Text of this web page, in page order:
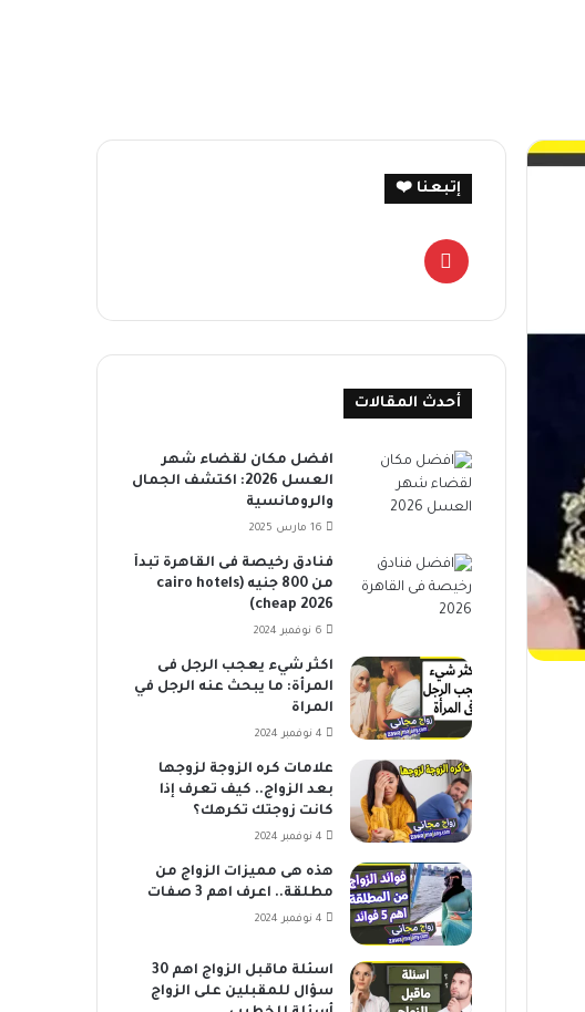
إتبعنا ❤️
بينتيريست
أحدث المقالات
افضل مكان لقضاء شهر
العسل 2026: اكتشف الجمال
والرومانسية
16 مارس 2025
فنادق رخيصة فى القاهرة تبدأ
من 800 جنيه (cairo hotels
cheap 2026)
6 نوفمبر 2024
اكثر شيء يعجب الرجل فى
المرأة: ما يبحث عنه الرجل في
المراة
4 نوفمبر 2024
علامات كره الزوجة لزوجها
بعد الزواج.. كيف تعرف إذا
كانت زوجتك تكرهك؟
4 نوفمبر 2024
هذه هى مميزات الزواج من
مطلقة.. اعرف اهم 3 صفات
4 نوفمبر 2024
اسئلة ماقبل الزواج اهم 30
سؤال للمقبلين على الزواج